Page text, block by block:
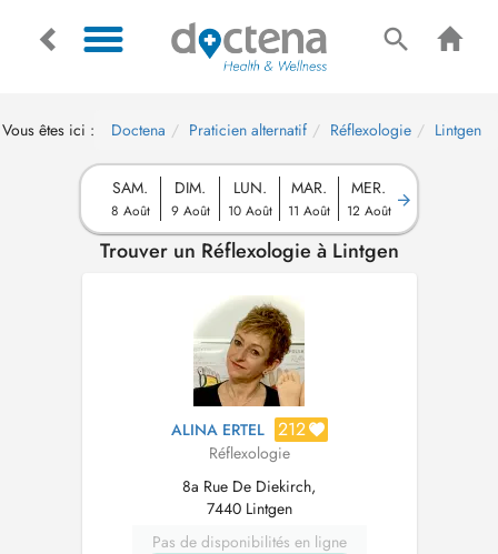
Vous êtes ici : Doctena Praticien alternatif Réflexologie Lintgen
SAM.
8 Août
DIM.
9 Août
LUN.
10 Août
MAR.
11 Août
MER.
12 Août
Trouver un Réflexologie à Lintgen
ALINA ERTEL 212
Réflexologie
8a Rue De Diekirch,
7440 Lintgen
Pas de disponibilités en ligne